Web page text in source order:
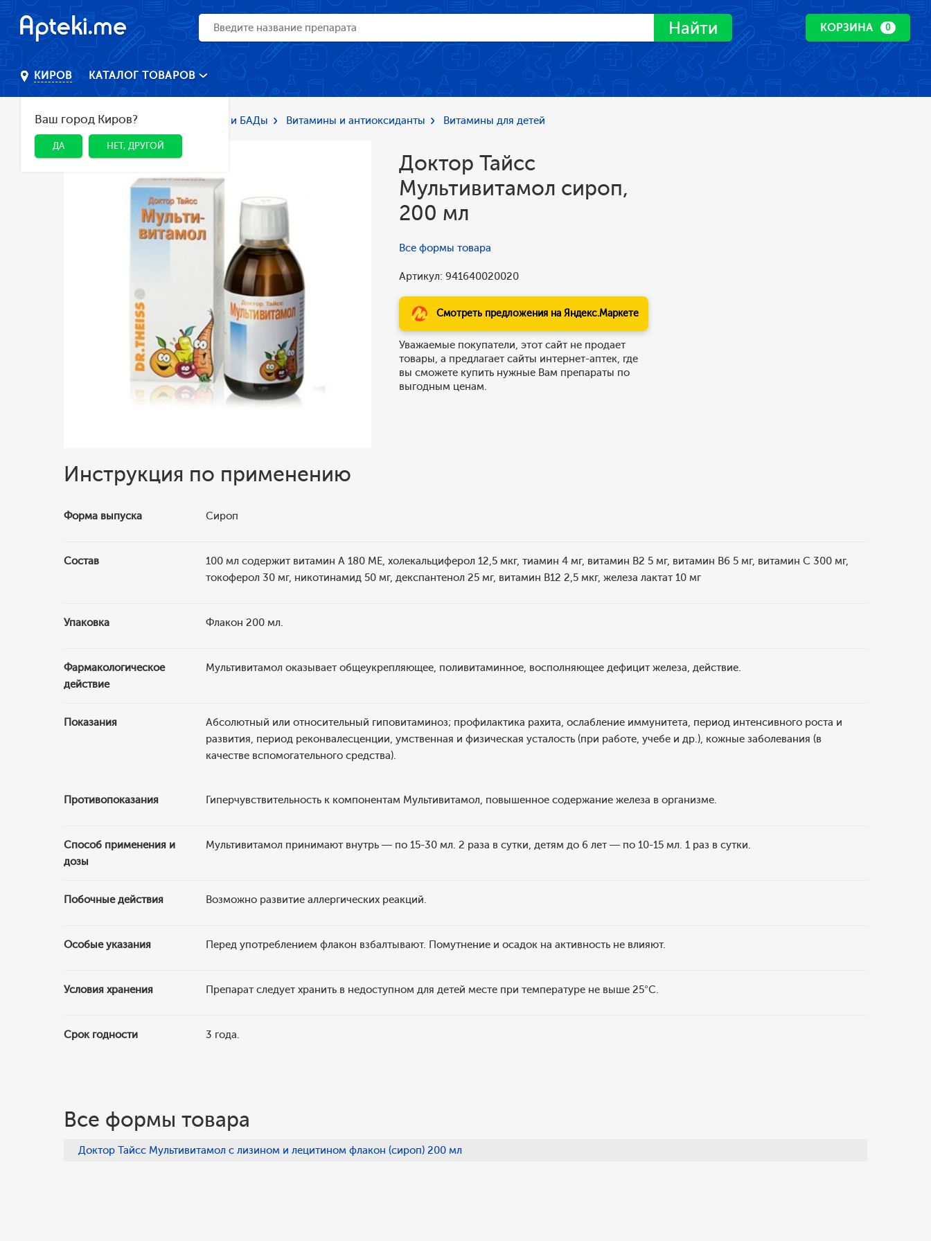
Найти КОРЗИНА 0
КИРОВ
Ваш город Киров?
ДА НЕТ, ДРУГОЙ
КАТАЛОГ ТОВАРОВ
Главная Каталог Лекарства и БАДы Витамины и антиоксиданты Витамины для детей
Доктор Тайсс
Мультивитамол сироп,
200 мл
Все формы товара
Артикул: 941640020020
Смотреть предложения на Яндекс.Маркете
Уважаемые покупатели, этот сайт не продает
товары, а предлагает сайты интернет-аптек, где
вы сможете купить нужные Вам препараты по
выгодным ценам.
Инструкция по применению
Форма выпуска Сироп
Состав
100 мл содержит витамин A 180 МЕ, холекальциферол 12,5 мкг, тиамин 4 мг, витамин B2 5 мг, витамин B6 5 мг, витамин C 300 мг,
токоферол 30 мг, никотинамид 50 мг, декспантенол 25 мг, витамин B12 2,5 мкг, железа лактат 10 мг
Упаковка Флакон 200 мл.
Фармакологическое
действие
Мультивитамол оказывает общеукрепляющее, поливитаминное, восполняющее дефицит железа, действие.
Показания
Абсолютный или относительный гиповитаминоз; профилактика рахита, ослабление иммунитета, период интенсивного роста и
развития, период реконвалесценции, умственная и физическая усталость (при работе, учебе и др.), кожные заболевания (в
качестве вспомогательного средства).
Противопоказания Гиперчувствительность к компонентам Мультивитамол, повышенное содержание железа в организме.
Способ применения и
дозы
Мультивитамол принимают внутрь — по 15-30 мл. 2 раза в сутки, детям до 6 лет — по 10-15 мл. 1 раз в сутки.
Побочные действия Возможно развитие аллергических реакций.
Особые указания Перед употреблением флакон взбалтывают. Помутнение и осадок на активность не влияют.
Условия хранения Препарат следует хранить в недоступном для детей месте при температуре не выше 25°С.
Срок годности 3 года.
Все формы товара
Доктор Тайсс Мультивитамол с лизином и лецитином флакон (сироп) 200 мл